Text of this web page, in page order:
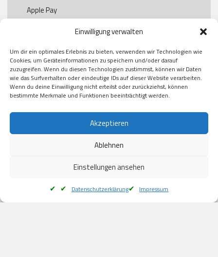
Einwilligung verwalten
Um dir ein optimales Erlebnis zu bieten, verwenden wir Technologien wie
Cookies, um Geräteinformationen zu speichern und/oder darauf
zuzugreifen. Wenn du diesen Technologien zustimmst, können wir Daten
wie das Surfverhalten oder eindeutige IDs auf dieser Website verarbeiten.
Wenn du deine Einwilligung nicht erteilst oder zurückziehst, können
bestimmte Merkmale und Funktionen beeinträchtigt werden.
Akzeptieren
Ablehnen
Einstellungen ansehen
Datenschutzerklärung Impressum
Apple Pay
Paypal
Kauf auf Rechung
Klarna
American Express